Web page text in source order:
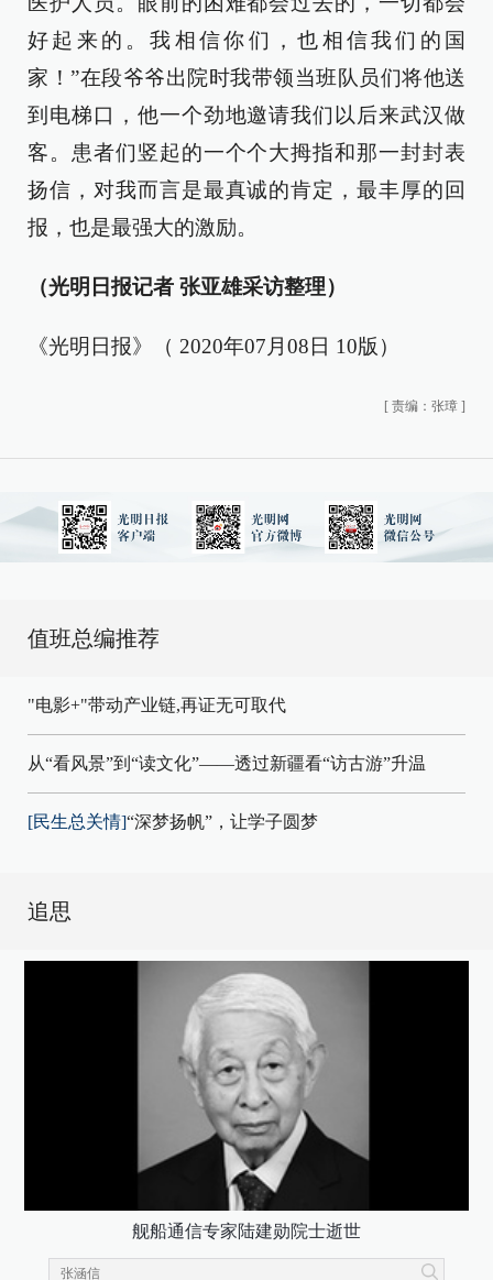
好起来的。我相信你们，也相信我们的国
家！”在段爷爷出院时我带领当班队员们将他送
到电梯口，他一个劲地邀请我们以后来武汉做
客。患者们竖起的一个个大拇指和那一封封表
扬信，对我而言是最真诚的肯定，最丰厚的回
报，也是最强大的激励。
（光明日报记者 张亚雄采访整理）
《光明日报》（ 2020年07月08日 10版）
[ 责编：张璋 ]
值班总编推荐
"电影+"带动产业链,再证无可取代
从“看风景”到“读文化”——透过新疆看“访古游”升温
[民生总关情]“深梦扬帆”，让学子圆梦
追思
舰船通信专家陆建勋院士逝世